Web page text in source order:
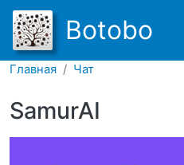
Botobo
Главная Чат
SamurAI